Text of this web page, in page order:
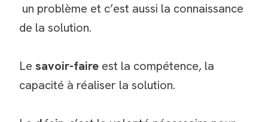
un problème et c’est aussi la connaissance
de la solution.
Le savoir-faire est la compétence, la
capacité à réaliser la solution.